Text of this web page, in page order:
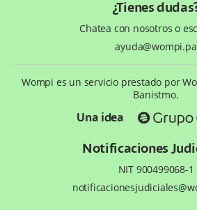
¿Tienes
Chatea con nosotros o
ayuda@wompi.pa
Wompi es un servicio prestado por
Banistmo.
Una idea
Notificaciones
NIT 900499068-1